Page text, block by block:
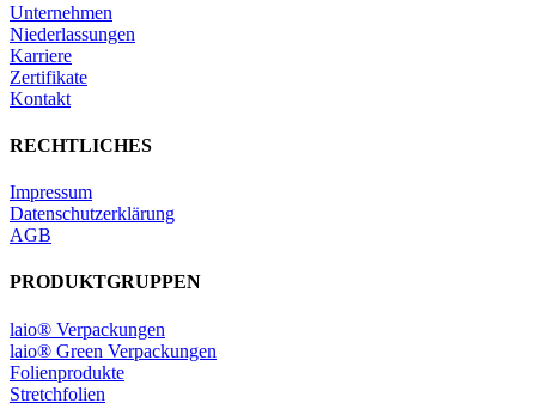
Unternehmen
Niederlassungen
Karriere
Zertifikate
Kontakt
RECHTLICHES
Impressum
Datenschutzerklärung
AGB
PRODUKTGRUPPEN
laio® Verpackungen
laio® Green Verpackungen
Folienprodukte
Stretchfolien